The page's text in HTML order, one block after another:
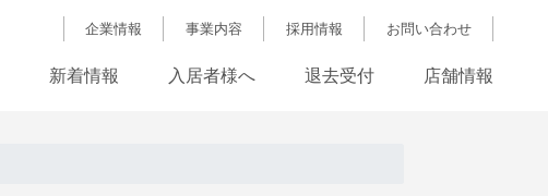
新着情報 入居者様へ 退去受付 店舗情報
企業情報 事業内容 採用情報 お問い合わせ